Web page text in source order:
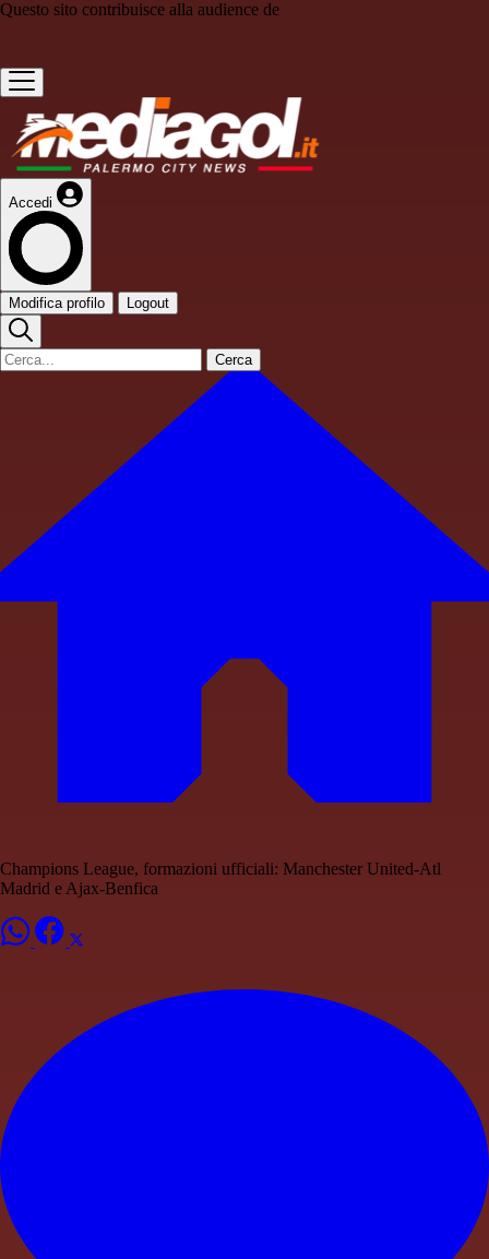
Questo sito contribuisce alla audience de
Accedi
Modifica profilo Logout
Cerca
Champions League, formazioni ufficiali: Manchester United-Atl
Madrid e Ajax-Benfica